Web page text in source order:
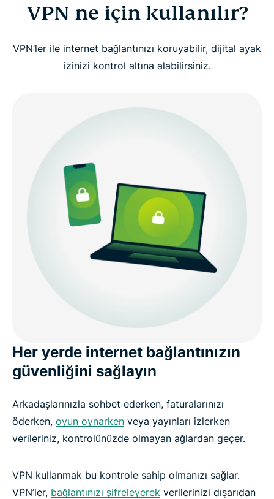
VPN türleri
Gelişmiş VPN kavramları (ileri düzeydeki
kullanıcılar için)
Neden ExpressVPN’i seçmelisiniz?
Ücretsiz VPN’ler mi ücretli VPN’ler mi: Neden
ExpressVPN’i tüm cihazlarınızda kullanın
ExpressVPN ile 3 kolay adımda VPN kullanmaya
Kullanıcılar ExpressVPN hakkında ne diyor?
SSS: Sanal özel ağlar hakkında
ExpressVPN’i kullanmaya bugün başlayın
VPN ne için kullanılır?
VPN’ler ile internet bağlantınızı koruyabilir, dijital ayak
izinizi kontrol altına alabilirsiniz.
Her yerde internet bağlantınızın
güvenliğini sağlayın
Arkadaşlarınızla sohbet ederken, faturalarınızı
öderken, oyun oynarken veya yayınları izlerken
verileriniz, kontrolünüzde olmayan ağlardan geçer.
VPN kullanmak bu kontrole sahip olmanızı sağlar.
VPN’ler, bağlantınızı şifreleyerek verilerinizi dışarıdan